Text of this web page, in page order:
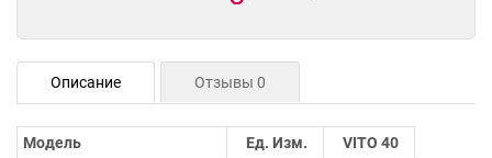
Описание Отзывы 0
Модель Ед. Изм.
VITO 40